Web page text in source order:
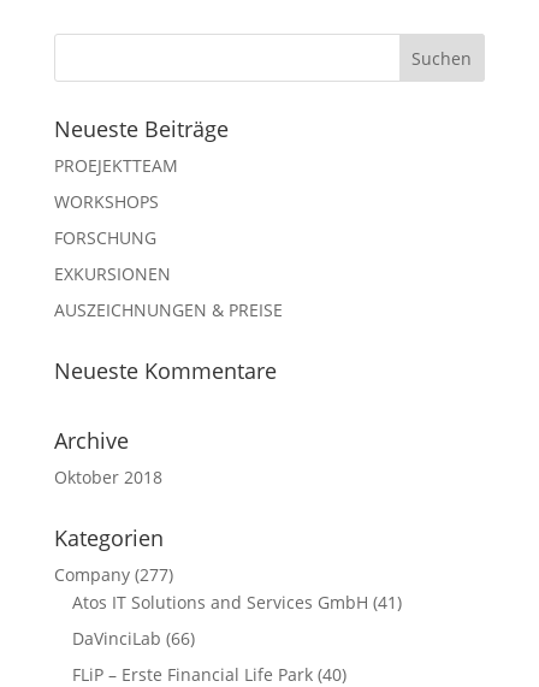
Neueste Beiträge
PROEJEKTTEAM
WORKSHOPS
FORSCHUNG
EXKURSIONEN
AUSZEICHNUNGEN & PREISE
Neueste Kommentare
Archive
Oktober 2018
Kategorien
Company(277)
Atos IT Solutions and Services GmbH (41)
DaVinciLab (66)
FLiP – Erste Financial Life Park(40)